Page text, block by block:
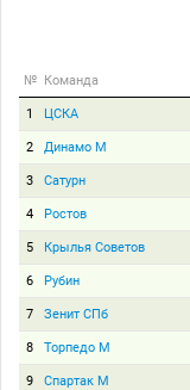
№ Команда
1 ЦСКА
2 Динамо М
3 Сатурн
4 Ростов
5 Крылья Советов
6 Рубин
7 Зенит СПб
8 Торпедо М
9 Спартак М